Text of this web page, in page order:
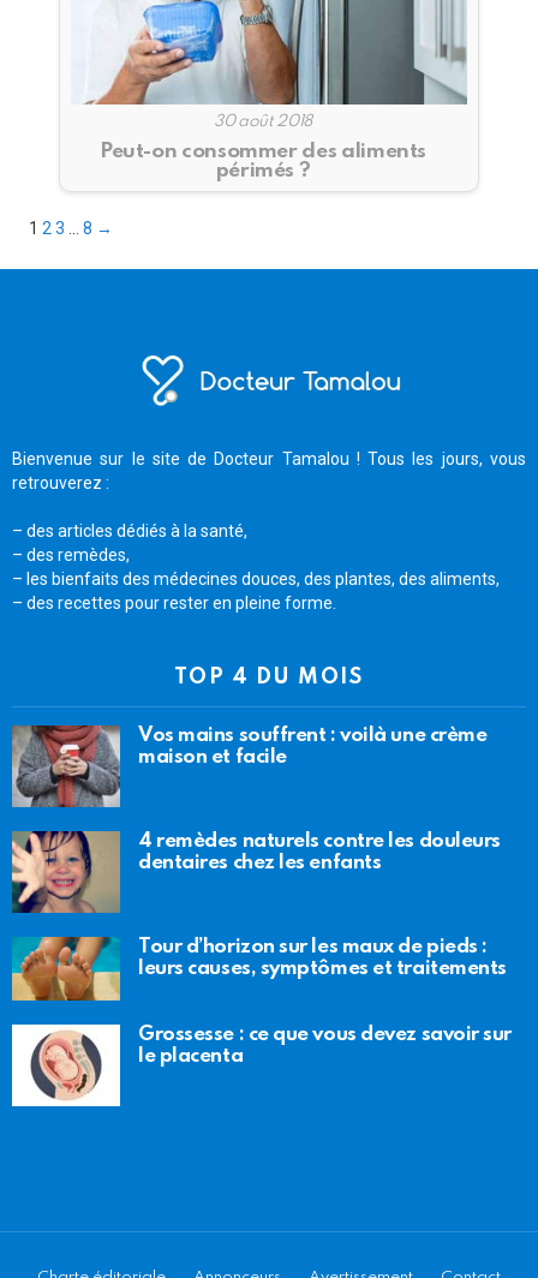
30 août 2018
Peut-on consommer des aliments
périmés ?
Pagination
1 2 3 8 →
Bienvenue sur le site de Docteur Tamalou ! Tous les jours, vous
retrouverez :
– des articles dédiés à la santé,
– des remèdes,
– les bienfaits des médecines douces, des plantes, des aliments,
– des recettes pour rester en pleine forme.
TOP 4 DU MOIS
Vos mains souffrent : voilà une crème
maison et facile
4 remèdes naturels contre les douleurs
dentaires chez les enfants
Tour d’horizon sur les maux de pieds :
leurs causes, symptômes et traitements
Grossesse : ce que vous devez savoir sur
le placenta